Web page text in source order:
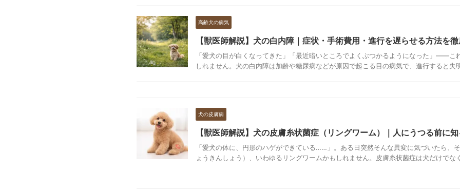
高齢犬の病気
【獣医師解説】犬の白内障｜症状・手術費用・進行を遅らせる方法を
「愛犬の目が白くなってきた」「最近暗いところでよくぶつかるようになった」——こ
しれません。犬の白内障は加齢や糖尿病などが原因で起こる目の病気で、進行すると失
犬の皮膚病
【獣医師解説】犬の皮膚糸状菌症（リングワーム）｜人にうつる前に
「愛犬の体に、円形のハゲができている……」。ある日突然そんな異変に気づいたら、
ょうきんしょう）、いわゆるリングワームかもしれません。皮膚糸状菌症は犬だけでな